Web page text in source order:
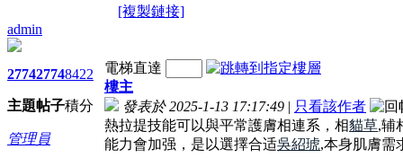
[複製鏈接]
admin
2774
主題
2774
帖子
8422
積分
管理員
電梯直達
樓主
發表於 2025-1-13 17:17:49 | 只看該作者
熱拉提技能可以與平常護膚相連系，相貓草,辅
能力會加强，是以選擇合适吳紹琥,本身肌膚需